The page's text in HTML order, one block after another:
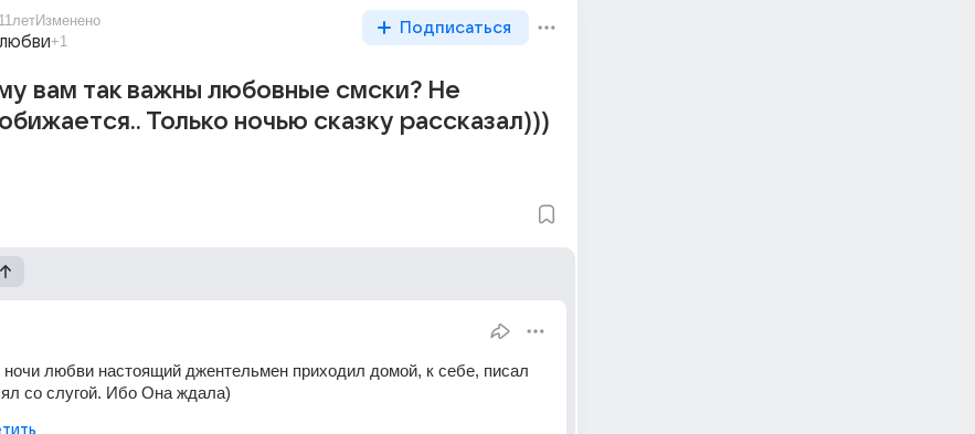
11летИзменено
+1
Подписаться
вам так важны любовные смски? Не
Только ночью сказку рассказал)))
ночи любви настоящий джентельмен приходил домой, к себе, писал
со слугой. Ибо Она ждала)